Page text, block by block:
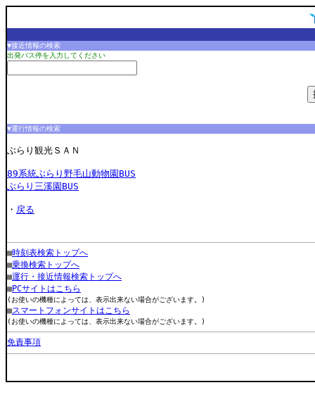
▼接近情報の検索
出発バス停を入力してください
▼運行情報の検索
ぶらり観光ＳＡＮ
89系統ぶらり野毛山動物園BUS
ぶらり三溪園BUS
・ 戻る
■時刻表検索トップへ
■乗換検索トップへ
■運行・接近情報検索トップへ
■PCサイトはこちら
(お使いの機種によっては、表示出来ない場合がございます。)
■スマートフォンサイトはこちら
(お使いの機種によっては、表示出来ない場合がございます。)
免責事項